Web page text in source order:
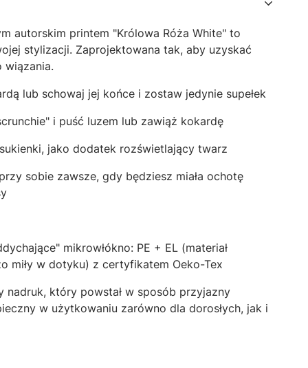
autorskim printem "Królowa Róża White" to
stylizacji. Zaprojektowana tak, aby uzyskać
wiązania.
lub schowaj jej końce i zostaw jedynie supełek
i puść luzem lub zawiąż kokardę
jako dodatek rozświetlający twarz
sobie zawsze, gdy będziesz miała ochotę
mikrowłókno: PE + EL (materiał
miły w dotyku) z certyfikatem Oeko-Tex
nadruk, który powstał w sposób przyjazny
w użytkowaniu zarówno dla dorosłych, jak i